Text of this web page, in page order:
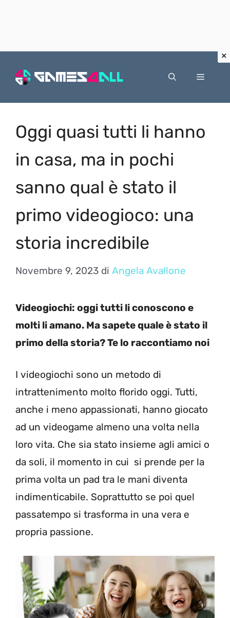
Menu
Oggi quasi tutti li hanno
in casa, ma in pochi
sanno qual è stato il
primo videogioco: una
storia incredibile
Novembre 9, 2023 di Angela Avallone
Videogiochi: oggi tutti li conoscono e
molti li amano. Ma sapete quale è stato il
primo della storia? Te lo raccontiamo noi
I videogiochi sono un metodo di
intrattenimento molto florido oggi. Tutti,
anche i meno appassionati, hanno giocato
ad un videogame almeno una volta nella
loro vita. Che sia stato insieme agli amici o
da soli, il momento in cui si prende per la
prima volta un pad tra le mani diventa
indimenticabile. Soprattutto se poi quel
passatempo si trasforma in una vera e
propria passione.